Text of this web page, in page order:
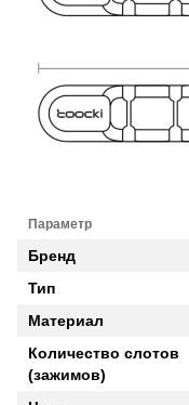
Параметр
Бренд
Тип
Материал
Количество слотов
(зажимов)